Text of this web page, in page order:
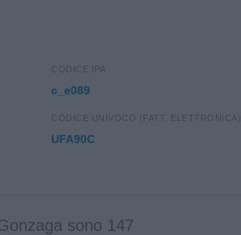
CODICE IPA
c_e089
CODICE UNIVOCO (FATT. ELETTRONICA)
UFA90C
sono 147